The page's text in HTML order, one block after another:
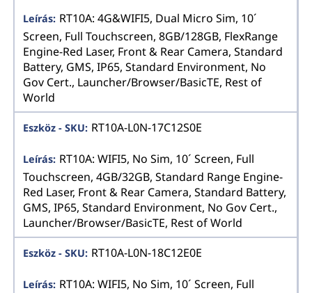
RT10A: 4G&WIFI5, Dual Micro Sim, 10´
Screen, Full Touchscreen, 8GB/128GB, FlexRange
Engine-Red Laser, Front & Rear Camera, Standard
Battery, GMS, IP65, Standard Environment, No
Gov Cert., Launcher/Browser/BasicTE, Rest of
World
RT10A-L0N-17C12S0E
RT10A: WIFI5, No Sim, 10´ Screen, Full
Touchscreen, 4GB/32GB, Standard Range Engine-
Red Laser, Front & Rear Camera, Standard Battery,
GMS, IP65, Standard Environment, No Gov Cert.,
Launcher/Browser/BasicTE, Rest of World
RT10A-L0N-18C12E0E
RT10A: WIFI5, No Sim, 10´ Screen, Full